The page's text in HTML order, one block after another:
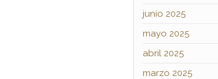
junio 2025
mayo 2025
abril 2025
marzo 2025